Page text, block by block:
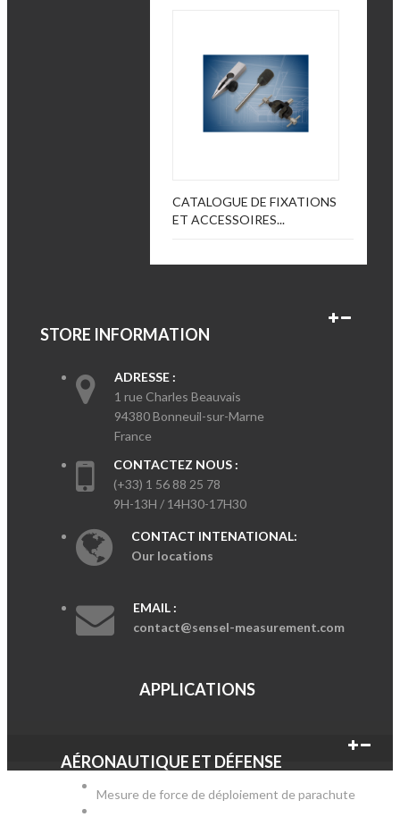
CATALOGUE DE FIXATIONS
ET ACCESSOIRES...
STORE INFORMATION
ADRESSE :
1 rue Charles Beauvais
94380 Bonneuil-sur-Marne
France
CONTACTEZ NOUS :
(+33) 1 56 88 25 78
9H-13H / 14H30-17H30
CONTACT INTENATIONAL:
Our locations
EMAIL :
contact@sensel-measurement.com
APPLICATIONS
AÉRONAUTIQUE ET DÉFENSE
Mesure de force de déploiement de parachute